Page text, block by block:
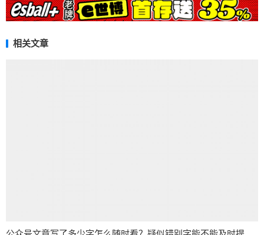
相关文章